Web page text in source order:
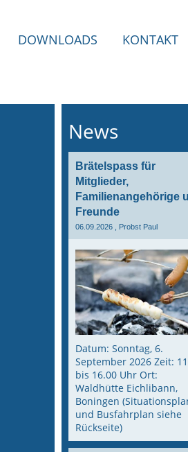
DOWNLOADS
KONTAKT
News
Brätelspass für
Mitglieder,
Familienangehörige
Freunde
06.09.2026 , Probst Paul
Datum: Sonntag, 6.
September 2026 Zeit:
bis 16.00 Uhr Ort:
Waldhütte Eichlibann,
Boningen
und Busfahrplan siehe
Rückseite)